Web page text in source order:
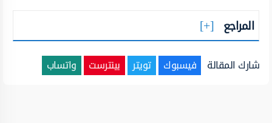
المراجع
شارك المقالة فيسبوك تويتر بينترست واتساب